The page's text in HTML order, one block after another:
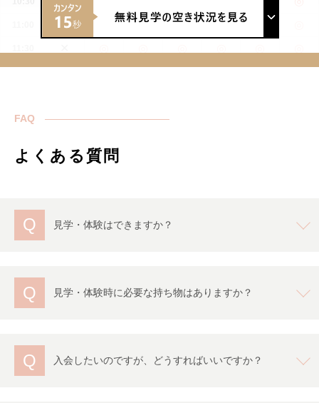
FAQ
よくある質問
Q 見学・体験はできますか？
Q 見学・体験時に必要な持ち物はありますか？
Q 入会したいのですが、どうすればいいですか？